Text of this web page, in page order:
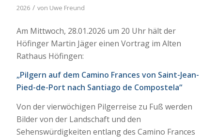
2026 / von Uwe Freund
Am Mittwoch, 28.01.2026 um 20 Uhr hält der
Höfinger Martin Jäger einen Vortrag im Alten
Rathaus Höfingen:
„Pilgern auf dem Camino Frances von Saint-Jean-
Pied-de-Port nach Santiago de Compostela“
Von der vierwöchigen Pilgerreise zu Fuß werden
Bilder von der Landschaft und den
Sehenswürdigkeiten entlang des Camino Frances